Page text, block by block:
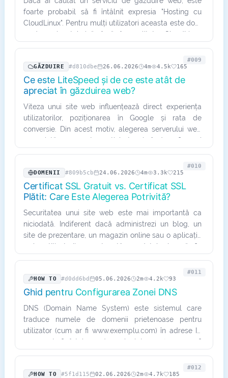
foarte probabil să fi întâlnit expresia "Hosting cu
CloudLinux". Pentru mulți utilizatori aceasta este doar
o denumire tehnică, însă în realitate CloudLinux
#009
GĂZDUIRE
#d810dbe 26.06.2026 4m 4.5k 165
Ce este LiteSpeed și de ce este atât de
apreciat în găzduirea web?
Viteza unui site web influențează direct experiența
utilizatorilor, poziționarea în Google și rata de
conversie. Din acest motiv, alegerea serverului web
reprezintă un aspect esențial atunci când configurezi
#010
DOMENII
#809b5cb 24.06.2026 4m 3.3k 215
Certificat SSL Gratuit vs. Certificat SSL
Plătit: Care Este Alegerea Potrivită?
Securitatea unui site web este mai importantă ca
niciodată. Indiferent dacă administrezi un blog, un
site de prezentare, un magazin online sau o aplicație
web, utilizatorii se așteaptă ca datele lor să fie
#011
HOW TO
#d0dd6bd 05.06.2026 2m 4.2k 93
Ghid pentru Configurarea Zonei DNS
DNS (Domain Name System) este sistemul care
traduce numele de domenii prietenoase pentru
utilizator (cum ar fi www.exemplu.com) în adrese IP
care pot fi înțelese de calculatoare (cum ar fi
#012
HOW TO
#5f1d115 02.06.2026 2m 4.7k 185